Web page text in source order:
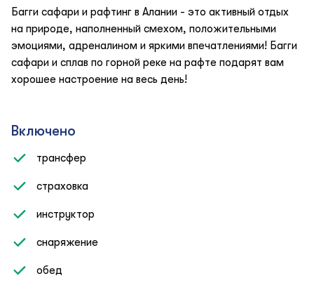
Багги сафари и рафтинг в Алании - это активный отдых
на природе, наполненный смехом, положительными
эмоциями, адреналином и яркими впечатлениями! Багги
сафари и сплав по горной реке на рафте подарят вам
хорошее настроение на весь день!
Включено
трансфер
страховка
инструктор
снаряжение
обед